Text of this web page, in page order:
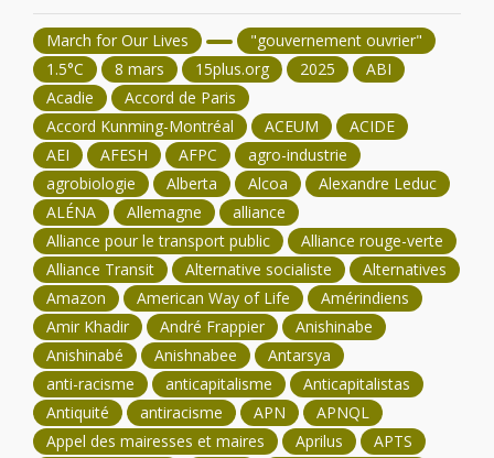
March for Our Lives
"gouvernement ouvrier"
1.5°C
8 mars 15plus.org 2025
ABI
Acadie
Accord de Paris
Accord Kunming-Montréal
ACEUM
ACIDE
AEI
AFESH AFPC
agro-industrie
agrobiologie
Alberta Alcoa
Alexandre Leduc
ALÉNA
Allemagne
alliance
Alliance pour le transport public
Alliance rouge-verte
Alliance Transit
Alternative socialiste
Alternatives
Amazon
American Way of Life
Amérindiens
Amir Khadir
André Frappier
Anishinabe
Anishinabé
Anishnabee
Antarsya
anti-racisme
anticapitalisme
Anticapitalistas
Antiquité
antiracisme APN
APNQL
Appel des mairesses et maires
Aprilus
APTS